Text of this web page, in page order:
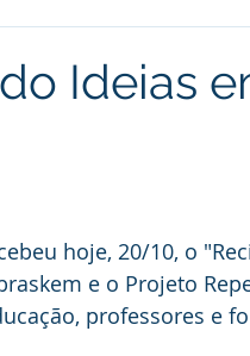
Ideias
hoje, 20/10, o
e o Projeto
professores e